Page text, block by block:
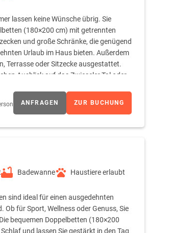
lassen keine Wünsche übrig. Sie
(180×200 cm) mit getrennten
und große Schränke, die genügend
Urlaub im Haus bieten. Außerdem
Terrasse oder Sitzecke ausgestattet.
Ausblick auf das Zwieseler Tal oder
und Rasierspiegel. Flauschige
ab.
ANFRAGEN ZUR BUCHUNG
Badewanne Haustiere erlaubt
sind ideal für einen ausgedehnten
Ob für Sport, Wellness oder Genuss, Sie
bequemen Doppelbetten (180×200
und lassen Sie gestärkt in den Tag